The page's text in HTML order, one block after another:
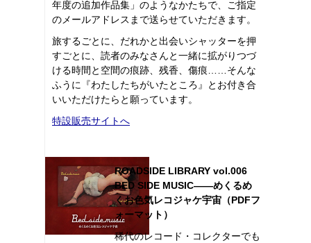
年度の追加作品集」のようなかたちで、ご指定
のメールアドレスまで送らせていただきます。
旅するごとに、だれかと出会いシャッターを押
すごとに、読者のみなさんと一緒に拡がりつづ
ける時間と空間の痕跡、残香、傷痕……そんな
ふうに『わたしたちがいたところ』とお付き合
いいただけたらと願っています。
特設販売サイトへ
ROADSIDE LIBRARY vol.006
BED SIDE MUSIC――めくるめ
くお色気レコジャケ宇宙（PDFフ
ォーマット）
稀代のレコード・コレクターでも